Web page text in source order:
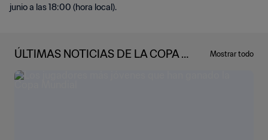
junio a las 18:00 (hora local).
ÚLTIMAS NOTICIAS DE LA COPA M
UNDIAL DE LA FIFA 2026™
Mostrar todo